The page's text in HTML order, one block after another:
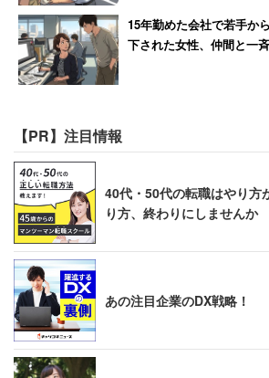
15年勤めた会社で若手か
下された女性、仲間と一
【PR】注目情報
40代・50代の転職はやり方
り方、終わりにしませんか
あの注目企業のDX戦略！